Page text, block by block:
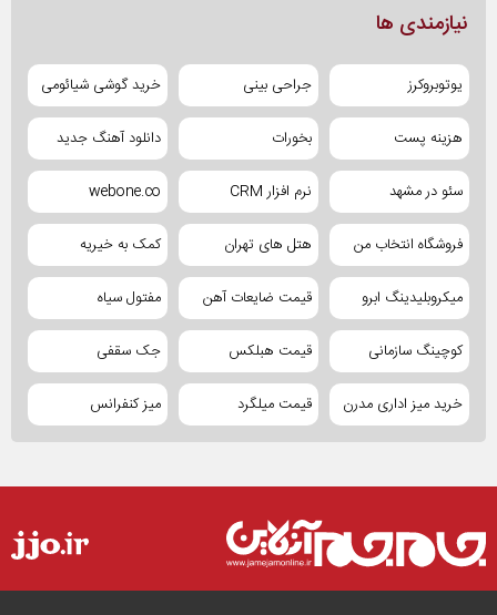
نیازمندی ها
یوتوبروکرز جراحی بینی خرید گوشی شیائومی
هزینه پست بخورات دانلود آهنگ جدید
سئو در مشهد نرم افزار CRM webone.co
فروشگاه انتخاب من هتل های تهران کمک به خیریه
میکروبلیدینگ ابرو قیمت ضایعات آهن مفتول سیاه
کوچینگ سازمانی قیمت هبلکس جک سقفی
خرید میز اداری مدرن قیمت میلگرد میز کنفرانس